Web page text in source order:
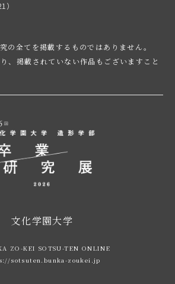
）
の全てを掲載するものではありません。
、掲載されていない作品もございますこと
文化学園大学
ZO-KEI SOTSU-TEN ONLINE
sotsuten.bunka-zoukei.jp